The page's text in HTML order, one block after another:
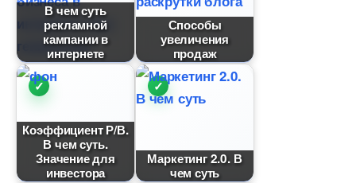
чем суть
рекламной
кампании
интернете
Способы
увеличения
продаж
Коэффициент Р/В.
чем суть.
Значение для
инвестора
Маркетинг 2.0.
чем суть